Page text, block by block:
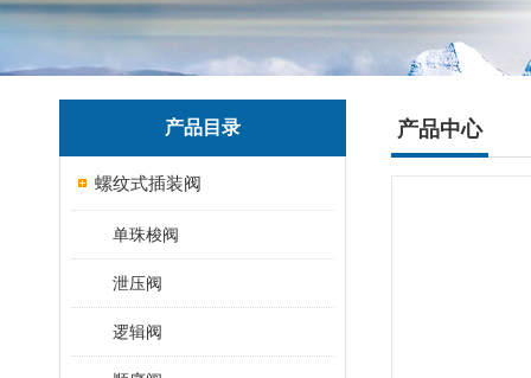
产品目录
螺纹式插装阀
单珠梭阀
泄压阀
逻辑阀
产品中心